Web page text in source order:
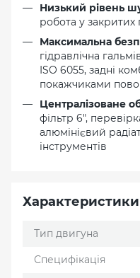
Низький рівень
робота у
Максимальна
гідравлічна
ISO 6055, задні
покажчиками
Централізоване
фільтр 6",
алюмінієвий
інструментів
Характеристики
Тип двигуна
Специфікація